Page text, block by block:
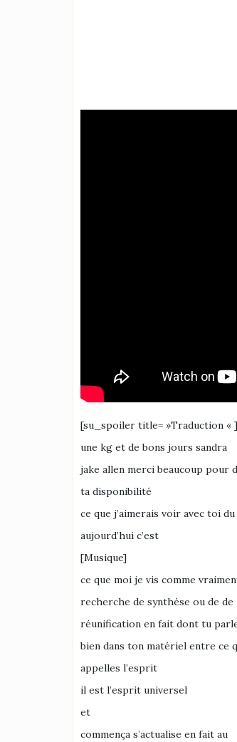
[su_spoiler title= »Traduction « ]
une kg et de bons jours sandra
jake allen merci beaucoup pour
ta disponibilité
ce que j’aimerais voir avec toi
aujourd’hui c’est
[Musique]
ce que moi je vis comme
recherche de synthèse ou de de
réunification en fait dont tu
bien dans ton matériel entre ce
appelles l’esprit
il est l’esprit universel
et
commença s’actualise en fait au